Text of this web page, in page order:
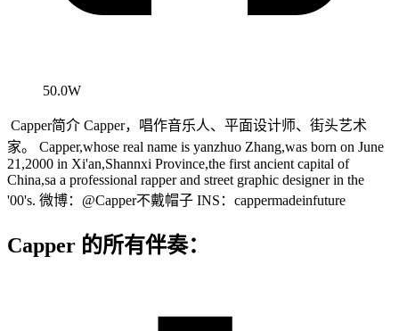
50.0W
Capper简介 Capper，唱作音乐人、平面设计师、街头艺术
家。 Capper,whose real name is yanzhuo Zhang,was born on June
21,2000 in Xi'an,Shannxi Province,the first ancient capital of
China,sa a professional rapper and street graphic designer in the
'00's. 微博：@Capper不戴帽子 INS：cappermadeinfuture
Capper 的所有伴奏：